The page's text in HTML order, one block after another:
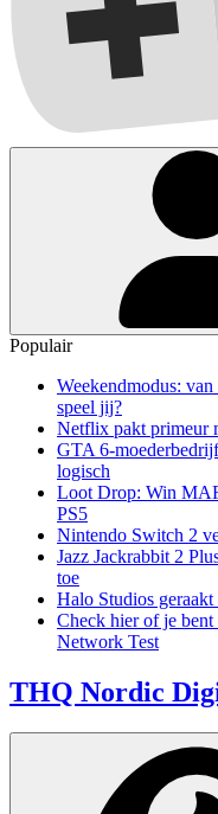
Populair
Weekendmodus:
speel jij?
Netflix pakt primeur
GTA 6-
logisch
Loot Drop: Win
PS5
Nintendo Switch 2
Jazz Jackrabbit 2
toe
Halo Studios
Check hier of je
Network Test
THQ Nordic